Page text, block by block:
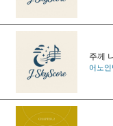
주께
어노